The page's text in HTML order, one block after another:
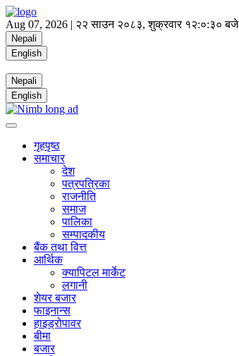
Aug 07, 2026 | २२ साउन २०८३, शुक्रवार १२:०:३० बजे
Nepali
English
Nepali
English
गृहपृष्ठ
समाचार
देश
पत्रपत्रिका
राजनीति
समाज
पालिका
सम्पादकीय
बैंक तथा वित्त
आर्थिक
क्यापिटल मार्केट
लगानी
शेयर बजार
फाइनान्स
हाइड्रोपावर
बीमा
बजार